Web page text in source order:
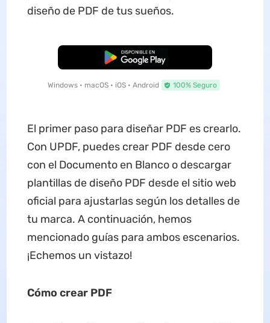
diseño de PDF de tus sueños.
Descarga Gratuita
Windows • macOS • iOS • Android 100% Seguro
El primer paso para diseñar PDF es crearlo.
Con UPDF, puedes crear PDF desde cero
con el Documento en Blanco o descargar
plantillas de diseño PDF desde el sitio web
oficial para ajustarlas según los detalles de
tu marca. A continuación, hemos
mencionado guías para ambos escenarios.
¡Echemos un vistazo!
Cómo crear PDF